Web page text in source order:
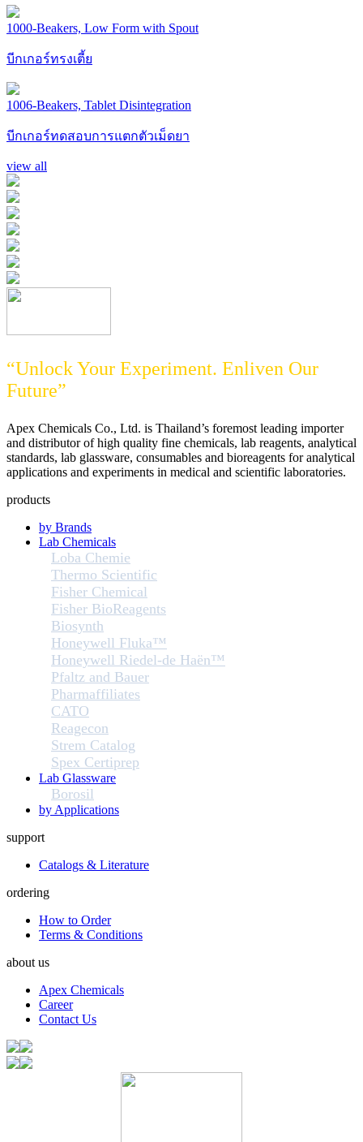
1000-Beakers, Low Form with Spout
บีกเกอร์ทรงเตี้ย
1006-Beakers, Tablet Disintegration
บีกเกอร์ทดสอบการแตกตัวเม็ดยา
view all
“Unlock Your Experiment. Enliven Our
Future”
Apex Chemicals Co., Ltd. is Thailand’s foremost leading importer
and distributor of high quality fine chemicals, lab reagents, analytical
standards, lab glassware, consumables and bioreagents for analytical
applications and experiments in medical and scientific laboratories.
products
by Brands
Lab Chemicals
Loba Chemie
Thermo Scientific
Fisher Chemical
Fisher BioReagents
Biosynth
Honeywell Fluka™
Honeywell Riedel-de Haën™
Pfaltz and Bauer
Pharmaffiliates
CATO
Reagecon
Strem Catalog
Spex Certiprep
Lab Glassware
Borosil
by Applications
support
Catalogs & Literature
ordering
How to Order
Terms & Conditions
about us
Apex Chemicals
Career
Contact Us